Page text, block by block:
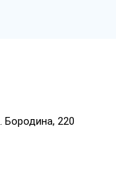
Бородина, 220